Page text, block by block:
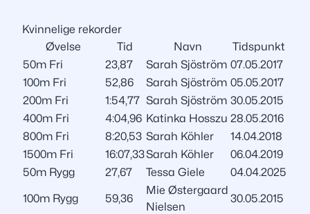
Kvinnelige rekorder
Øvelse
Tid Navn
Tidspunkt
50m Fri
23,87 Sarah Sjöström 07.05.2017
100m Fri
52,86 Sarah Sjöström 05.05.2017
200m Fri
1:54,77 Sarah Sjöström 30.05.2015
400m Fri
4:04,96 Katinka Hosszu 28.05.2016
800m Fri
8:20,53 Sarah Köhler
14.04.2018
1500m Fri
16:07,33Sarah Köhler
06.04.2019
50m Rygg
27,67 Tessa Giele
04.04.2025
100m Rygg
59,36
Mie Østergaard
Nielsen
30.05.2015